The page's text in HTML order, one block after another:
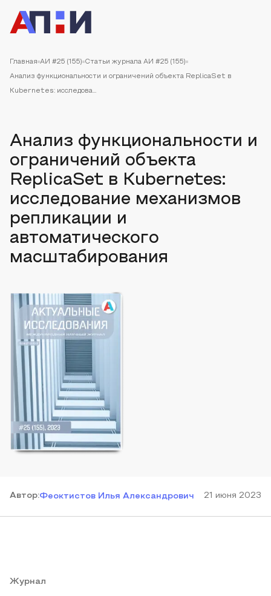
Главная АИ #25 (155) Статьи журнала АИ #25 (155)
Анализ функциональности и ограничений объекта ReplicaSet в
Kubernetes: исследова...
Анализ функциональности и
ограничений объекта
ReplicaSet в Kubernetes:
исследование механизмов
репликации и
автоматического
масштабирования
Автор:Феоктистов Илья Александрович 21 июня 2023
Журнал